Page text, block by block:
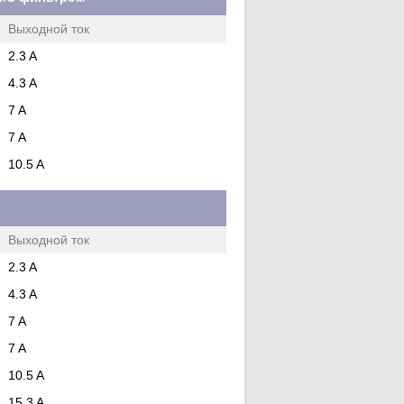
Выходной ток
2.3 A
4.3 A
7 A
7 A
10.5 A
Выходной ток
2.3 A
4.3 A
7 A
7 A
10.5 A